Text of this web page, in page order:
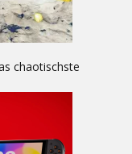
chaotischste